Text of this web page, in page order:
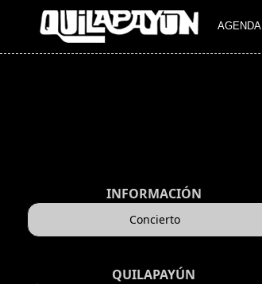
AGENDA
INFORMACIÓN
Concierto
QUILAPAYÚN